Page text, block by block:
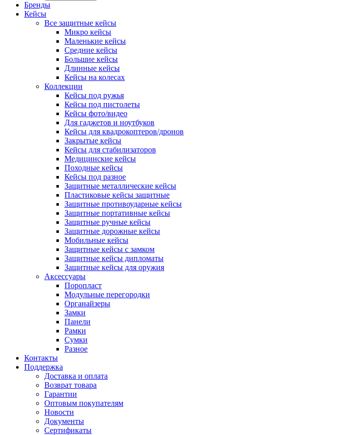
Бренды
Кейсы
Все защитные кейсы
Микро кейсы
Маленькие кейсы
Средние кейсы
Большие кейсы
Длинные кейсы
Кейсы на колесах
Коллекции
Кейсы под ружья
Кейсы под пистолеты
Кейсы фото/видео
Для гаджетов и ноутбуков
Кейсы для квадрокоптеров/дронов
Закрытые кейсы
Кейсы для стабилизаторов
Медицинские кейсы
Походные кейсы
Кейсы под разное
Защитные металлические кейсы
Пластиковые кейсы защитные
Защитные противоударные кейсы
Защитные портативные кейсы
Защитные ручные кейсы
Защитные дорожные кейсы
Мобильные кейсы
Защитные кейсы с замком
Защитные кейсы дипломаты
Защитные кейсы для оружия
Аксессуары
Поропласт
Модульные перегородки
Органайзеры
Замки
Панели
Рамки
Сумки
Разное
Контакты
Поддержка
Доставка и оплата
Возврат товара
Гарантии
Оптовым покупателям
Новости
Документы
Сертификаты